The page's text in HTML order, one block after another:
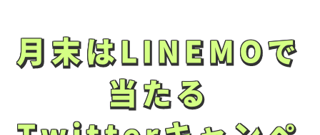
月末はLINEMOで
当たる
月末はLINEMOで
当たる